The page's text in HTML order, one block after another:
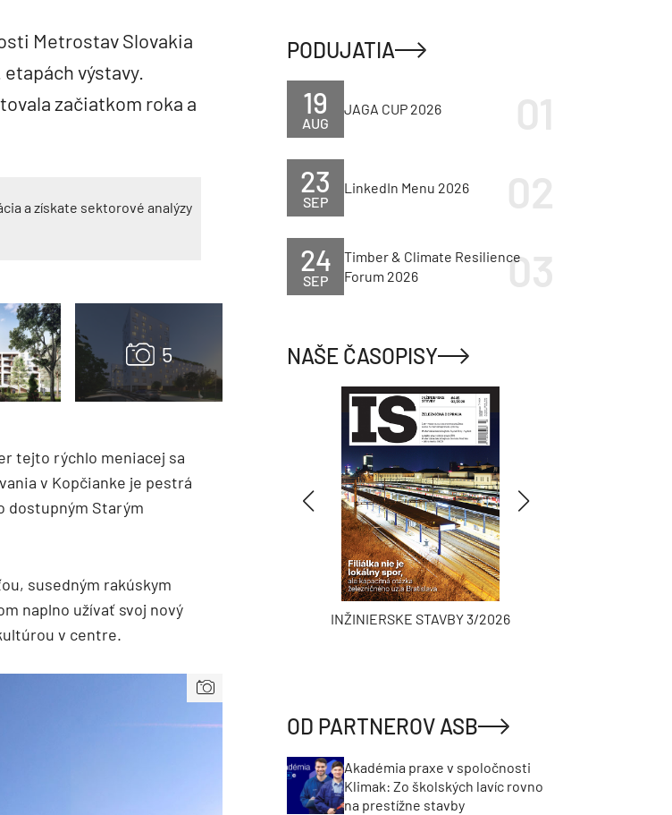
Metrostav Slovakia
výstavy.
začiatkom roka a
a získate sektorové analýzy
tejto rýchlo meniacej sa
v Kopčianke je pestrá
dostupným Starým
susedným rakúskym
naplno užívať svoj nový
v centre.
PODUJATIA
AUG
19 JAGA CUP 2026
SEP
23 LinkedIn Menu 2026
SEP
24
Timber & Climate Resilience
Forum 2026
NAŠE ČASOPISY
TZB HAUSTECHNIK 3/2026 INŽINIERSKE STAVBY 3/2026
OD PARTNEROV ASB
Akadémia praxe v spoločnosti
Klimak: Zo školských lavíc rovno
na prestížne stavby